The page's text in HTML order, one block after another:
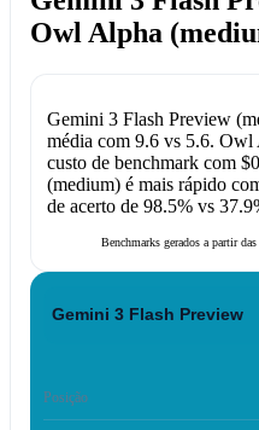
Owl Alpha
Gemini 3 Flash Preview
média com 9.6vs 5.6. Owl
custo de benchmark com
(medium)é mais rápido
de acerto de 98.5%vs
Benchmarks gerados a partir
Gemini 3 Flash Preview
Posição